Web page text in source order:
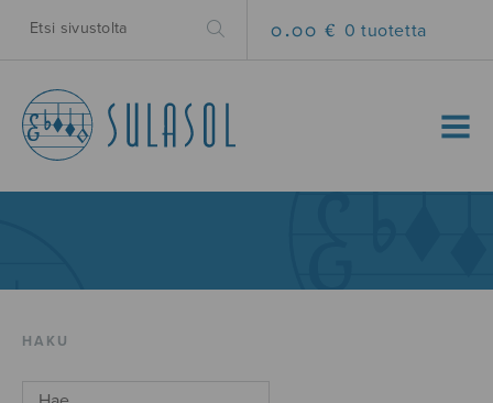
0.00 € 0 tuotetta
MENU
HAKU